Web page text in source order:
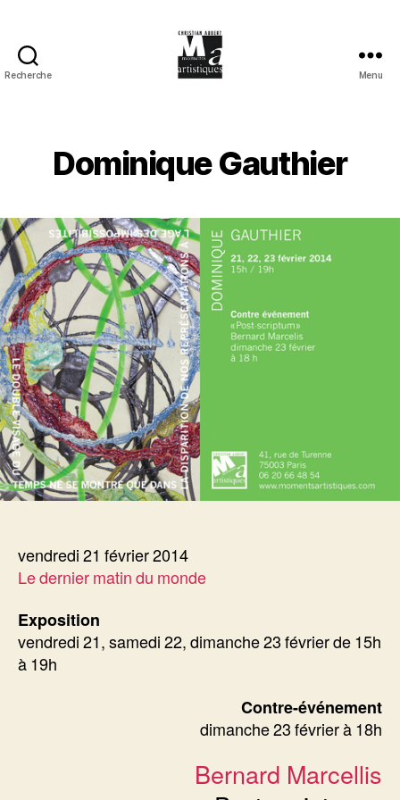
Recherche Menu
Dominique Gauthier
vendredi 21 février 2014
Le dernier matin du monde
Exposition
vendredi 21, samedi 22, dimanche 23 février de 15h
à 19h
Contre-événement
dimanche 23 février à 18h
Bernard Marcellis